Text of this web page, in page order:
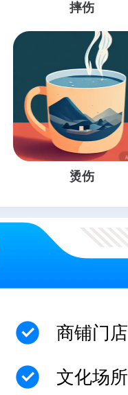
摔伤
烫伤
商铺门店
文化场所